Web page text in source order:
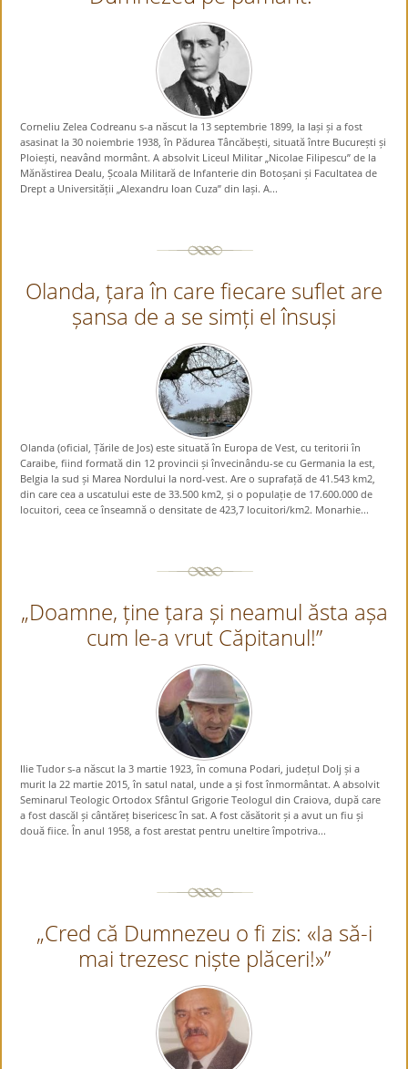
Corneliu Zelea Codreanu s-a născut la 13 septembrie 1899, la Iași și a fost
asasinat la 30 noiembrie 1938, în Pădurea Tâncăbești, situată între București și
Ploiești, neavând mormânt. A absolvit Liceul Militar „Nicolae Filipescu” de la
Mănăstirea Dealu, Școala Militară de Infanterie din Botoșani și Facultatea de
Drept a Universității „Alexandru Ioan Cuza” din Iași. A...
Olanda, țara în care fiecare suflet are
șansa de a se simți el însuși
Olanda (oficial, Țările de Jos) este situată în Europa de Vest, cu teritorii în
Caraibe, fiind formată din 12 provincii și învecinându-se cu Germania la est,
Belgia la sud și Marea Nordului la nord-vest. Are o suprafață de 41.543 km2,
din care cea a uscatului este de 33.500 km2, și o populație de 17.600.000 de
locuitori, ceea ce înseamnă o densitate de 423,7 locuitori/km2. Monarhie...
„Doamne, ține țara și neamul ăsta așa
cum le-a vrut Căpitanul!”
Ilie Tudor s-a născut la 3 martie 1923, în comuna Podari, județul Dolj și a
murit la 22 martie 2015, în satul natal, unde a și fost înmormântat. A absolvit
Seminarul Teologic Ortodox Sfântul Grigorie Teologul din Craiova, după care
a fost dascăl și cântăreț bisericesc în sat. A fost căsătorit și a avut un fiu și
două fiice. În anul 1958, a fost arestat pentru uneltire împotriva...
„Cred că Dumnezeu o fi zis: «Ia să-i
mai trezesc niște plăceri!»”